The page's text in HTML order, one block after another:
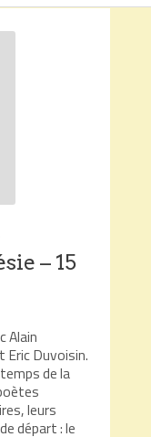
– 15
Alain
Eric Duvoisin.
de la
leurs
départ : le